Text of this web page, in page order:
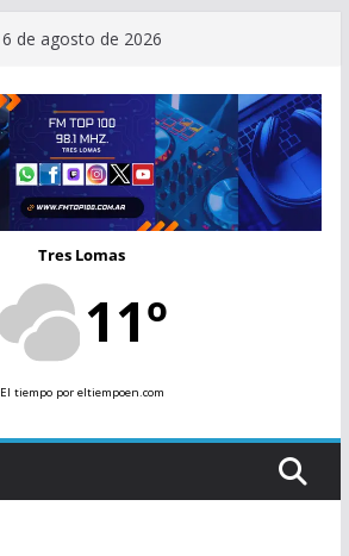
6 de agosto de 2026
Tres Lomas
11º
El tiempopor eltiempoen.com